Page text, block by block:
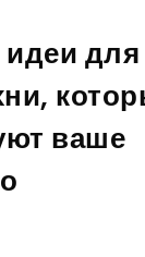
для
ваше